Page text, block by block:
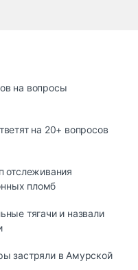
на вопросы
на 20+ вопросов
отслеживания
пломб
тягачи и назвали
застряли в Амурской